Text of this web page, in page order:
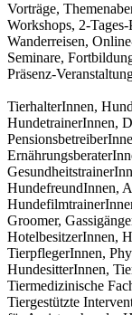
Vorträge,
Workshops, 2-
Wanderreisen,
Seminare,
Präsenz-
TierhalterInnen,
HundetrainerInnen,
HundefreundInnen,
Groomer,
HotelbesitzerInnen,
TierpflegerInnen,
HundesitterInnen,
Tiermedizinische
Tiergestützte